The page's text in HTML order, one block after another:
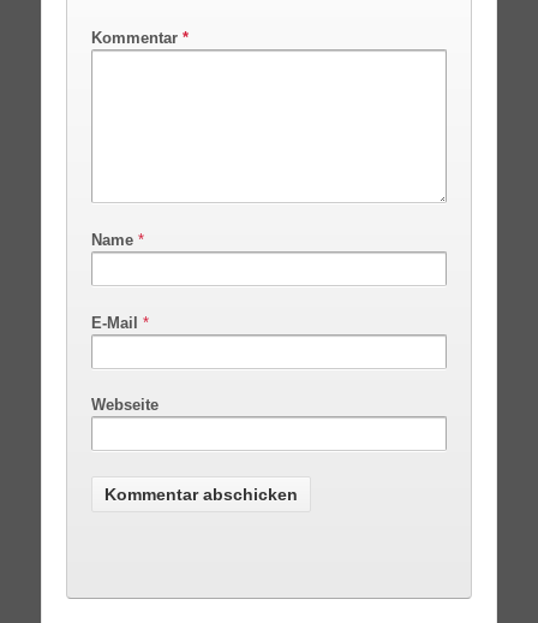
Kommentar *
Name *
E-Mail *
Webseite